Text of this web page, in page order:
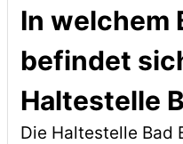
In welchem
befindet
Haltestelle
Die Haltestelle Bad